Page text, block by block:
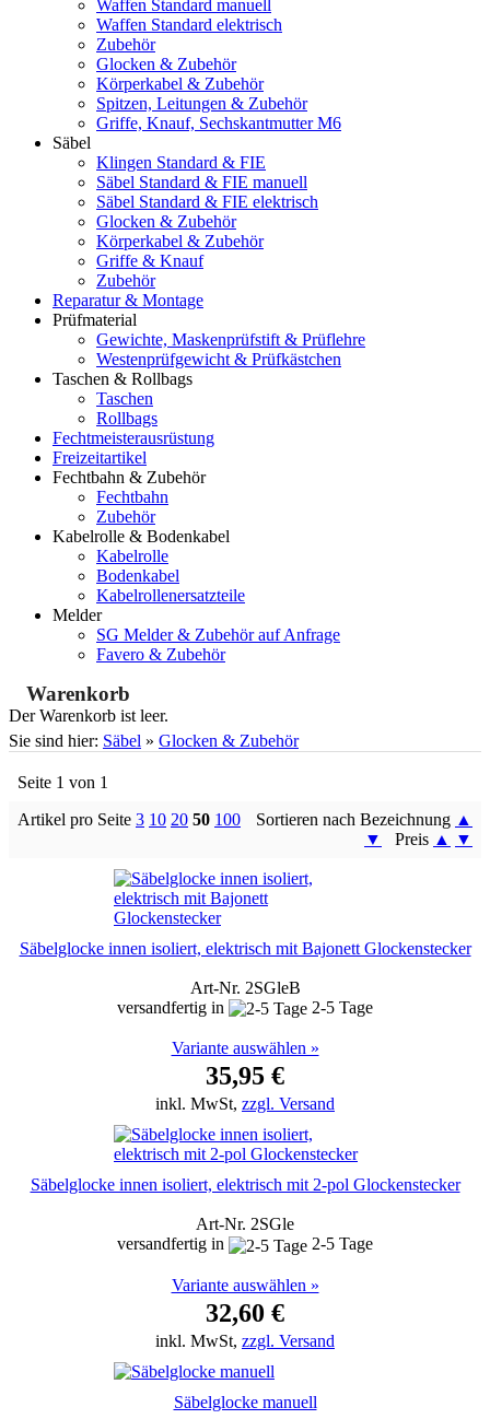
Waffen Standard manuell
Waffen Standard elektrisch
Zubehör
Glocken & Zubehör
Körperkabel & Zubehör
Spitzen, Leitungen & Zubehör
Griffe, Knauf, Sechskantmutter M6
Säbel
Klingen Standard & FIE
Säbel Standard & FIE manuell
Säbel Standard & FIE elektrisch
Glocken & Zubehör
Körperkabel & Zubehör
Griffe & Knauf
Zubehör
Reparatur & Montage
Prüfmaterial
Gewichte, Maskenprüfstift & Prüflehre
Westenprüfgewicht & Prüfkästchen
Taschen & Rollbags
Taschen
Rollbags
Fechtmeisterausrüstung
Freizeitartikel
Fechtbahn & Zubehör
Fechtbahn
Zubehör
Kabelrolle & Bodenkabel
Kabelrolle
Bodenkabel
Kabelrollenersatzteile
Melder
SG Melder & Zubehör auf Anfrage
Favero & Zubehör
Warenkorb
Der Warenkorb ist leer.
Sie sind hier: Säbel » Glocken & Zubehör
Seite 1 von 1
Artikel pro Seite 3 10 20 50 100 Sortieren nach Bezeichnung ▲
▼
Preis ▲ ▼
Säbelglocke innen isoliert, elektrisch mit Bajonett Glockenstecker
Art-Nr. 2SGleB
versandfertig in
2-5 Tage
Variante auswählen »
35,95 €
inkl. MwSt, zzgl. Versand
Säbelglocke innen isoliert, elektrisch mit 2-pol Glockenstecker
Art-Nr. 2SGle
versandfertig in
2-5 Tage
Variante auswählen »
32,60 €
inkl. MwSt, zzgl. Versand
Säbelglocke manuell